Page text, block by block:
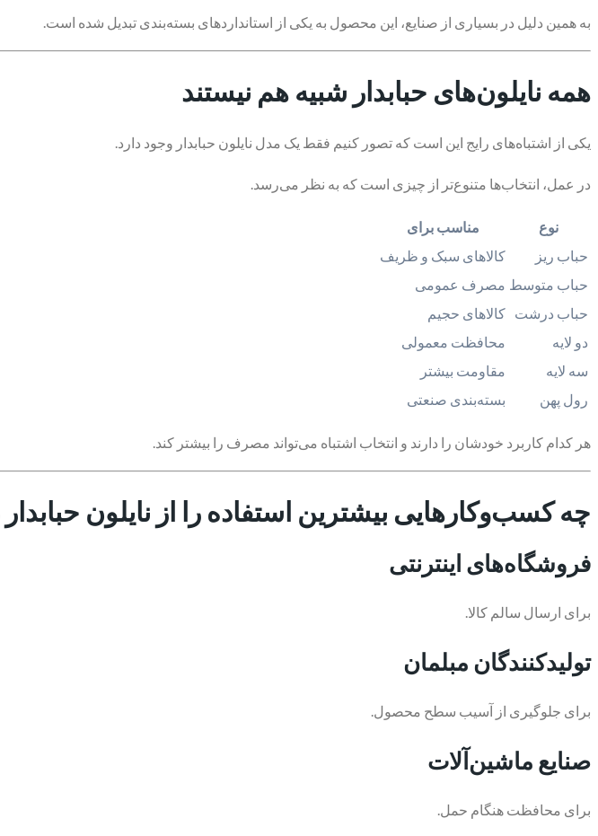
به همین دلیل در بسیاری از صنایع، این محصول به یکی از استانداردهای بسته‌بندی تبدیل شده است.
همه نایلون‌های حبابدار شبیه هم نیستند
یکی از اشتباه‌های رایج این است که تصور کنیم فقط یک مدل نایلون حبابدار وجود دارد.
در عمل، انتخاب‌ها متنوع‌تر از چیزی است که به نظر می‌رسد.
نوع
مناسب برای
حباب ریز
کالاهای سبک و ظریف
حباب متوسط مصرف عمومی
حباب درشت کالاهای حجیم
دو لایه
محافظت معمولی
سه لایه
مقاومت بیشتر
رول پهن
بسته‌بندی صنعتی
هر کدام کاربرد خودشان را دارند و انتخاب اشتباه می‌تواند مصرف را بیشتر کند.
چه کسب‌وکارهایی بیشترین استفاده را از نایلون حبابدار
فروشگاه‌های اینترنتی
برای ارسال سالم کالا.
تولیدکنندگان مبلمان
برای جلوگیری از آسیب سطح محصول.
صنایع ماشین‌آلات
برای محافظت هنگام حمل.